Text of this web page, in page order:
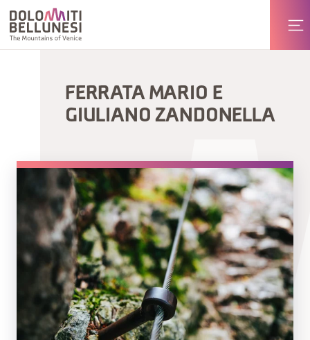
FERRATA MARIO E
GIULIANO ZANDONELLA